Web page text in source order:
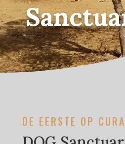
DE EERSTE OP